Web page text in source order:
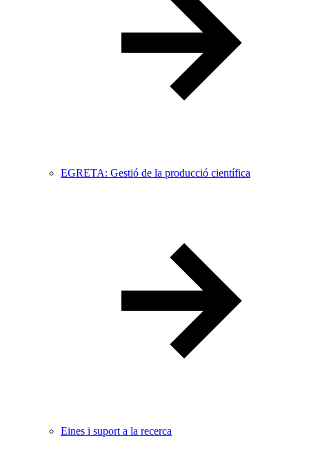
EGRETA: Gestió de la producció científica
Eines i suport a la recerca